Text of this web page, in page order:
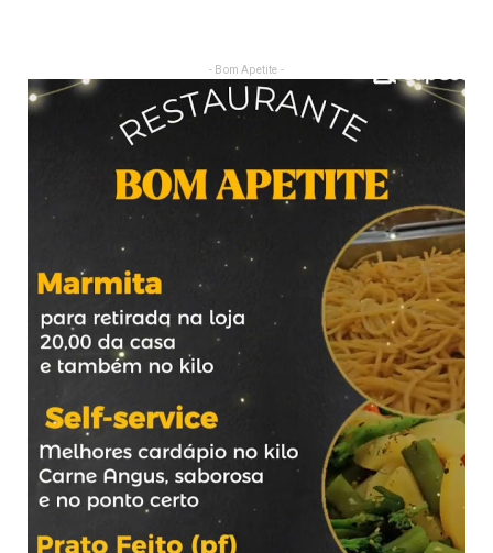
- Bom Apetite -